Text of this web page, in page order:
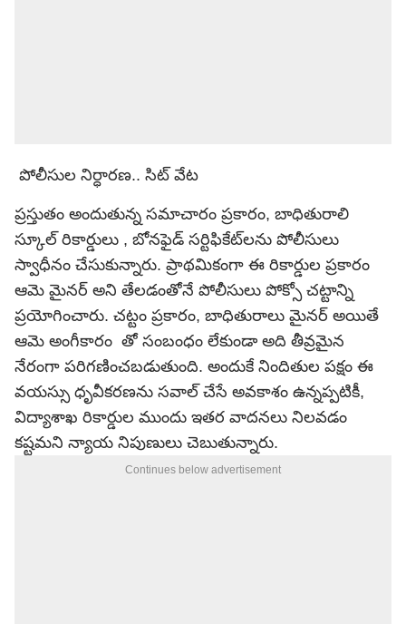
పోలీసుల నిర్ధారణ.. సిట్ వేట
ప్రస్తుతం అందుతున్న సమాచారం ప్రకారం, బాధితురాలి
స్కూల్ రికార్డులు , బోనఫైడ్ సర్టిఫికేట్‌లను పోలీసులు
స్వాధీనం చేసుకున్నారు. ప్రాథమికంగా ఈ రికార్డుల ప్రకారం
ఆమె మైనర్ అని తేలడంతోనే పోలీసులు పోక్సో చట్టాన్ని
ప్రయోగించారు. చట్టం ప్రకారం, బాధితురాలు మైనర్ అయితే
ఆమె అంగీకారం తో సంబంధం లేకుండా అది తీవ్రమైన
నేరంగా పరిగణించబడుతుంది. అందుకే నిందితుల పక్షం ఈ
వయస్సు ధృవీకరణను సవాల్ చేసే అవకాశం ఉన్నప్పటికీ,
విద్యాశాఖ రికార్డుల ముందు ఇతర వాదనలు నిలవడం
కష్టమని న్యాయ నిపుణులు చెబుతున్నారు.
Continues below advertisement